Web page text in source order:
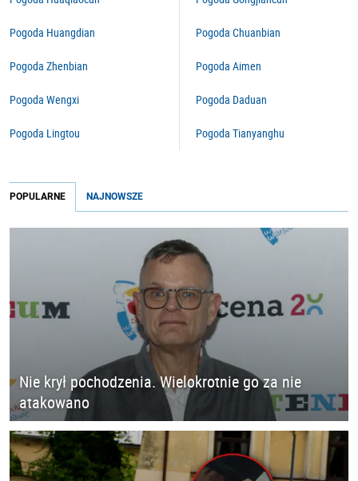
Pogoda Huangdian
Pogoda Zhenbian
Pogoda Wengxi
Pogoda Lingtou
Pogoda Chuanbian
Pogoda Aimen
Pogoda Daduan
Pogoda Tianyanghu
POPULARNE NAJNOWSZE
Nie krył pochodzenia. Wielokrotnie go za nie
atakowano